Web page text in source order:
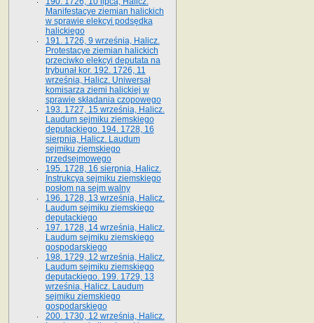
Manifestacye ziemian halickich
w sprawie elekcyi podsędka
halickiego
191. 1726, 9 września, Halicz.
Protestacye ziemian halickich
przeciwko elekcyi deputata na
trybunał kor. 192. 1726, 11
września, Halicz. Uniwersał
komisarza ziemi halickiej w
sprawie składania czopowego
193. 1727, 15 września, Halicz.
Laudum sejmiku ziemskiego
deputackiego. 194. 1728, 16
sierpnia, Halicz. Laudum
sejmiku ziemskiego
przedsejmowego
195. 1728, 16 sierpnia, Halicz.
Instrukcya sejmiku ziemskiego
posłom na sejm walny
196. 1728, 13 września, Halicz.
Laudum sejmiku ziemskiego
deputackiego
197. 1728, 14 września, Halicz.
Laudum sejmiku ziemskiego
gospodarskiego
198. 1729, 12 września, Halicz.
Laudum sejmiku ziemskiego
deputackiego. 199. 1729, 13
września, Halicz. Laudum
sejmiku ziemskiego
gospodarskiego
200. 1730, 12 września, Halicz.